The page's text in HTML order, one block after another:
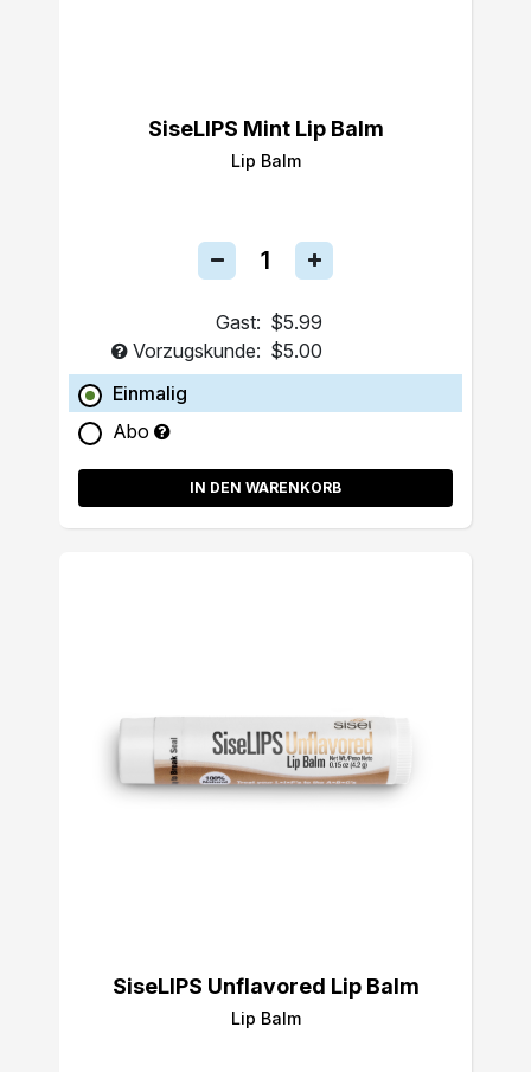
SiseLIPS Mint Lip Balm
Lip Balm
Gast: $5.99
Vorzugskunde: $5.00
Einmalig
Abo
IN DEN WARENKORB
SiseLIPS Unflavored Lip Balm
Lip Balm